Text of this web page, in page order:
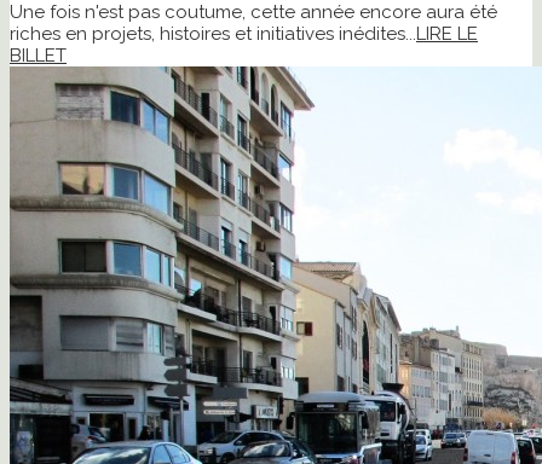
Une fois n'est pas coutume, cette année encore aura été
riches en projets, histoires et initiatives inédites...LIRE LE
BILLET